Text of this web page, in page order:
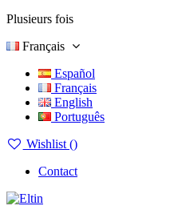
Plusieurs fois
Français
Español
Français
English
Português
Wishlist ()
Contact